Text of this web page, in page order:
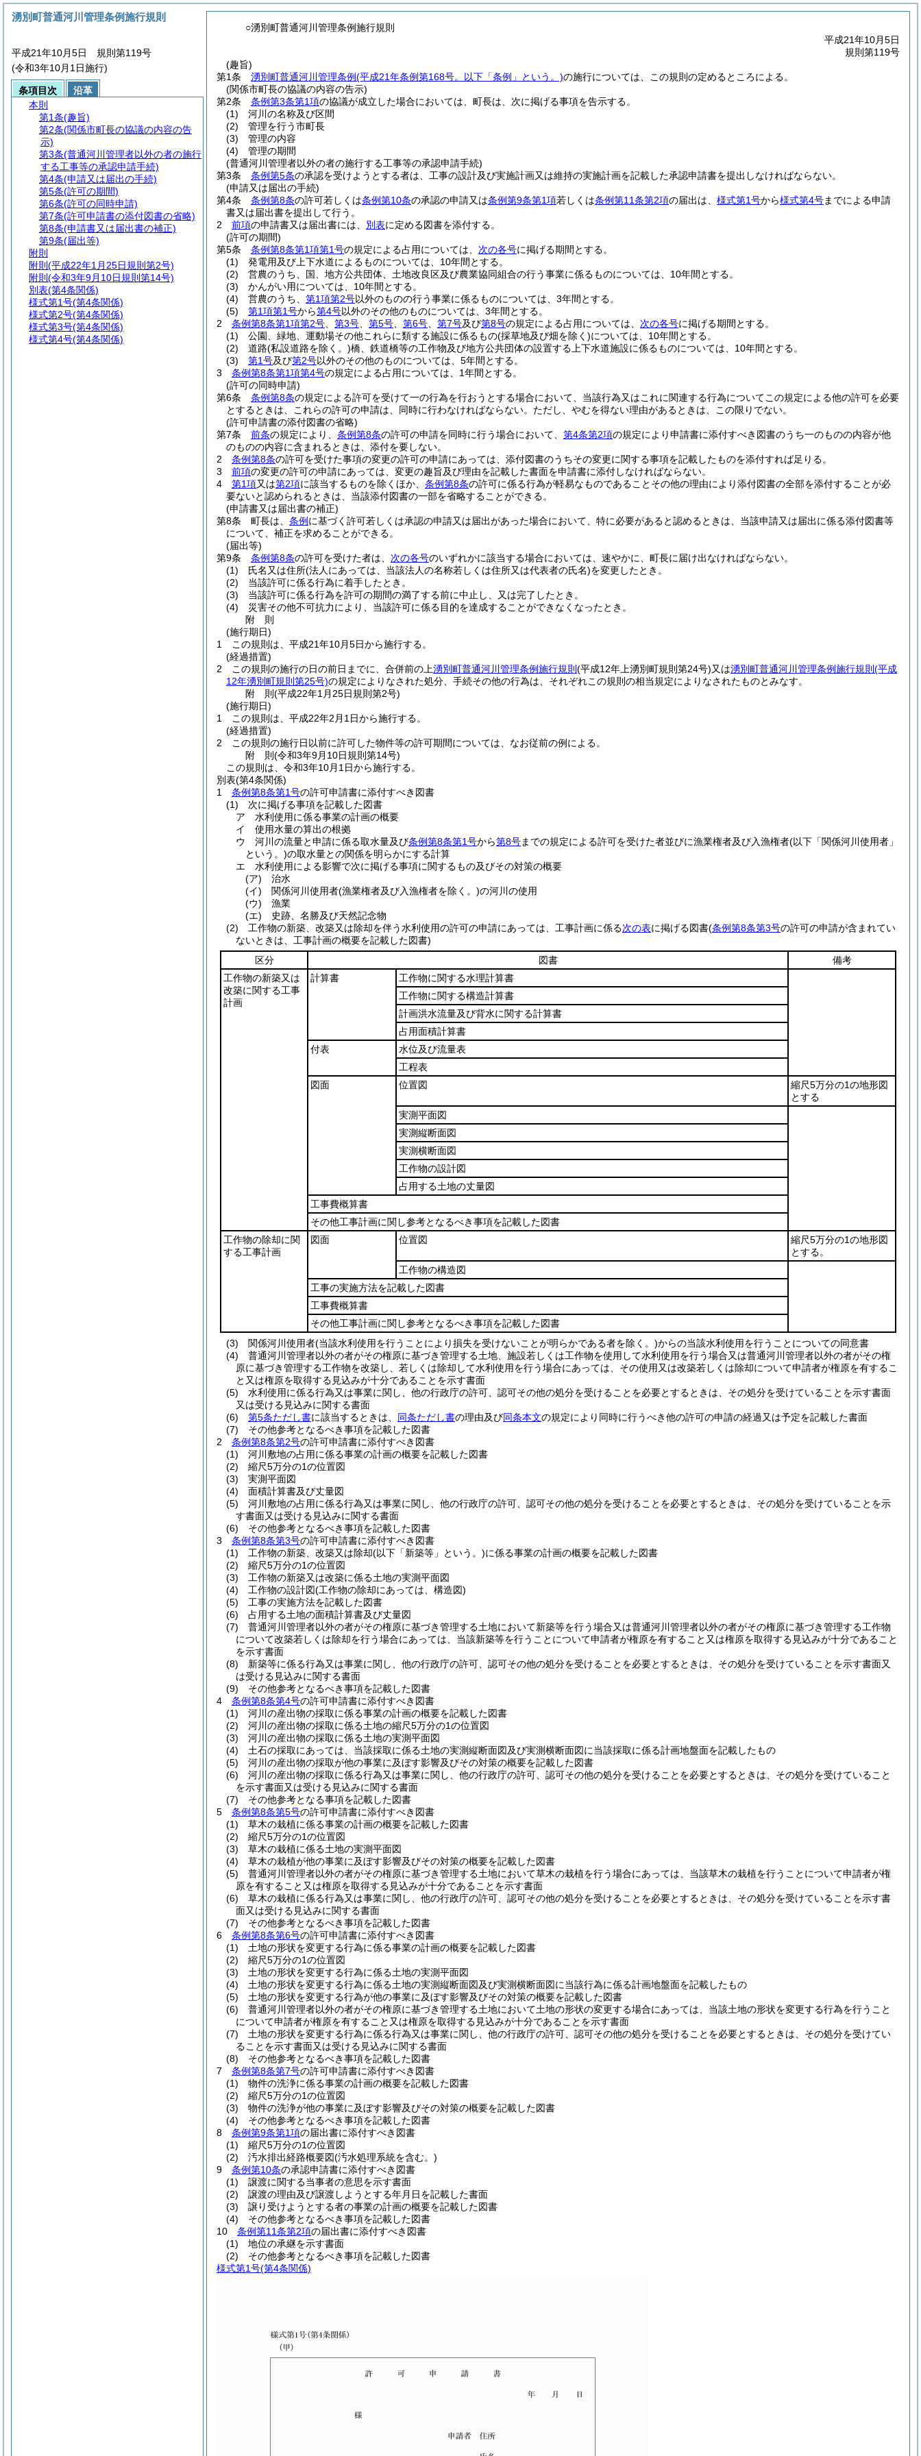
○湧別町普通河川管理条例施行規則
平成21年10月5日
規則第119号
(趣旨)
第1条
湧別町普通河川管理条例(平成21年条例第168号。以下「条例」という。)の施行については、この規則の定めるところによる。
(関係市町長の協議の内容の告示)
第2条
条例第3条第1項の協議が成立した場合においては、町長は、次に掲げる事項を告示する。
(1)
河川の名称及び区間
(2)
管理を行う市町長
(3)
管理の内容
(4)
管理の期間
(普通河川管理者以外の者の施行する工事等の承認申請手続)
第3条
条例第5条の承認を受けようとする者は、工事の設計及び実施計画又は維持の実施計画を記載した承認申請書を提出しなければならない。
(申請又は届出の手続)
第4条
条例第8条の許可若しくは条例第10条の承認の申請又は条例第9条第1項若しくは条例第11条第2項の届出は、 様式第1号から様式第4号までによる申請
書又は届出書を提出して行う。
2
前項の申請書又は届出書には、 別表に定める図書を添付する。
(許可の期間)
第5条
条例第8条第1項第1号の規定による占用については、 次の各号に掲げる期間とする。
(1)
発電用及び上下水道によるものについては、10年間とする。
(2)
営農のうち、国、地方公共団体、土地改良区及び農業協同組合の行う事業に係るものについては、10年間とする。
(3)
かんがい用については、10年間とする。
(4)
営農のうち、 第1項第2号以外のものの行う事業に係るものについては、3年間とする。
(5)
第1項第1号から第4号以外のその他のものについては、3年間とする。
2
条例第8条第1項第2号 第3号 第5号 第6号 第7号及び第8号の規定による占用については、 次の各号に掲げる期間とする。
(1)
公園、緑地、運動場その他これらに類する施設に係るもの(採草地及び畑を除く)については、10年間とする。
(2)
道路(私設道路を除く。)橋、鉄道橋等の工作物及び地方公共団体の設置する上下水道施設に係るものについては、10年間とする。
(3)
第1号及び第2号以外のその他のものについては、5年間とする。
3
条例第8条第1項第4号の規定による占用については、1年間とする。
(許可の同時申請)
第6条
条例第8条の規定による許可を受けて一の行為を行おうとする場合において、当該行為又はこれに関連する行為についてこの規定による他の許可を必要
とするときは、これらの許可の申請は、同時に行わなければならない。 ただし、やむを得ない理由があるときは、この限りでない。
(許可申請書の添付図書の省略)
第7条
前条の規定により、 条例第8条の許可の申請を同時に行う場合において、 第4条第2項の規定により申請書に添付すべき図書のうち一のものの内容が他
のものの内容に含まれるときは、添付を要しない。
2
条例第8条の許可を受けた事項の変更の許可の申請にあっては、添付図書のうちその変更に関する事項を記載したものを添付すれば足りる。
3
前項の変更の許可の申請にあっては、変更の趣旨及び理由を記載した書面を申請書に添付しなければならない。
4
第1項又は第2項に該当するものを除くほか、 条例第8条の許可に係る行為が軽易なものであることその他の理由により添付図書の全部を添付することが必
要ないと認められるときは、当該添付図書の一部を省略することができる。
(申請書又は届出書の補正)
第8条
町長は、 条例 に基づく許可若しくは承認の申請又は届出があった場合において、特に必要があると認めるときは、当該申請又は届出に係る添付図書等
について、補正を求めることができる。
(届出等)
第9条
条例第8条の許可を受けた者は、 次の各号のいずれかに該当する場合においては、速やかに、町長に届け出なければならない。
(1)
氏名又は住所(法人にあっては、当該法人の名称若しくは住所又は代表者の氏名)を変更したとき。
(2)
当該許可に係る行為に着手したとき。
(3)
当該許可に係る行為を許可の期間の満了する前に中止し、又は完了したとき。
(4)
災害その他不可抗力により、当該許可に係る目的を達成することができなくなったとき。
附 則
(施行期日)
1
この規則は、平成21年10月5日から施行する。
(経過措置)
2
この規則の施行の日の前日までに、合併前の上湧別町普通河川管理条例施行規則 (平成12年上湧別町規則第24号)又は湧別町普通河川管理条例施行規則 (平成
12年湧別町規則第25号)の規定によりなされた処分、手続その他の行為は、それぞれこの規則の相当規定によりなされたものとみなす。
附 則(平成22年1月25日規則第2号)
(施行期日)
1
この規則は、平成22年2月1日から施行する。
(経過措置)
2
この規則の施行日以前に許可した物件等の許可期間については、なお従前の例による。
附 則(令和3年9月10日規則第14号)
この規則は、令和3年10月1日から施行する。
別表(第4条関係)
1 条例第8条第1号の許可申請書に添付すべき図書
(1) 次に掲げる事項を記載した図書
ア 水利使用に係る事業の計画の概要
イ 使用水量の算出の根拠
ウ 河川の流量と申請に係る取水量及び条例第8条第1号から第8号までの規定による許可を受けた者並びに漁業権者及び入漁権者(以下「関係河川使用者」
という。)の取水量との関係を明らかにする計算
エ 水利使用による影響で次に掲げる事項に関するもの及びその対策の概要
(ア) 治水
(イ) 関係河川使用者(漁業権者及び入漁権者を除く。)の河川の使用
(ウ) 漁業
(エ) 史跡、名勝及び天然記念物
(2) 工作物の新築、改築又は除却を伴う水利使用の許可の申請にあっては、工事計画に係る次の表に掲げる図書(条例第8条第3号の許可の申請が含まれてい
ないときは、工事計画の概要を記載した図書)
区分
図書
備考
工作物の新築又は
改築に関する工事
計画
計算書
工作物に関する水理計算書
工作物に関する構造計算書
計画洪水流量及び背水に関する計算書
占用面積計算書
付表
水位及び流量表
工程表
図面
位置図
縮尺5万分の1の地形図
とする
実測平面図
実測縦断面図
実測横断面図
工作物の設計図
占用する土地の丈量図
工事費概算書
その他工事計画に関し参考となるべき事項を記載した図書
工作物の除却に関
する工事計画
図面 位置図
縮尺5万分の1の地形図
とする。
工作物の構造図
工事の実施方法を記載した図書
工事費概算書
その他工事計画に関し参考となるべき事項を記載した図書
(3) 関係河川使用者(当該水利使用を行うことにより損失を受けないことが明らかである者を除く。)からの当該水利使用を行うことについての同意書
(4) 普通河川管理者以外の者がその権原に基づき管理する土地、施設若しくは工作物を使用して水利使用を行う場合又は普通河川管理者以外の者がその権
原に基づき管理する工作物を改築し、若しくは除却して水利使用を行う場合にあっては、その使用又は改築若しくは除却について申請者が権原を有するこ
と又は権原を取得する見込みが十分であることを示す書面
(5) 水利使用に係る行為又は事業に関し、他の行政庁の許可、認可その他の処分を受けることを必要とするときは、その処分を受けていることを示す書面
又は受ける見込みに関する書面
(6) 第5条ただし書に該当するときは、 同条ただし書の理由及び同条本文の規定により同時に行うべき他の許可の申請の経過又は予定を記載した書面
(7) その他参考となるべき事項を記載した図書
2 条例第8条第2号の許可申請書に添付すべき図書
(1) 河川敷地の占用に係る事業の計画の概要を記載した図書
(2) 縮尺5万分の1の位置図
(3) 実測平面図
(4) 面積計算書及び丈量図
(5) 河川敷地の占用に係る行為又は事業に関し、他の行政庁の許可、認可その他の処分を受けることを必要とするときは、その処分を受けていることを示
す書面又は受ける見込みに関する書面
(6) その他参考となるべき事項を記載した図書
3 条例第8条第3号の許可申請書に添付すべき図書
(1) 工作物の新築、改築又は除却(以下「新築等」という。)に係る事業の計画の概要を記載した図書
(2) 縮尺5万分の1の位置図
(3) 工作物の新築又は改築に係る土地の実測平面図
(4) 工作物の設計図(工作物の除却にあっては、構造図)
(5) 工事の実施方法を記載した図書
(6) 占用する土地の面積計算書及び丈量図
(7) 普通河川管理者以外の者がその権原に基づき管理する土地において新築等を行う場合又は普通河川管理者以外の者がその権原に基づき管理する工作物
について改築若しくは除却を行う場合にあっては、当該新築等を行うことについて申請者が権原を有すること又は権原を取得する見込みが十分であること
を示す書面
(8) 新築等に係る行為又は事業に関し、他の行政庁の許可、認可その他の処分を受けることを必要とするときは、その処分を受けていることを示す書面又
は受ける見込みに関する書面
(9) その他参考となるべき事項を記載した図書
4 条例第8条第4号の許可申請書に添付すべき図書
(1) 河川の産出物の採取に係る事業の計画の概要を記載した図書
(2) 河川の産出物の採取に係る土地の縮尺5万分の1の位置図
(3) 河川の産出物の採取に係る土地の実測平面図
(4) 土石の採取にあっては、当該採取に係る土地の実測縦断面図及び実測横断面図に当該採取に係る計画地盤面を記載したもの
(5) 河川の産出物の採取が他の事業に及ぼす影響及びその対策の概要を記載した図書
(6) 河川の産出物の採取に係る行為又は事業に関し、他の行政庁の許可、認可その他の処分を受けることを必要とするときは、その処分を受けていること
を示す書面又は受ける見込みに関する書面
(7) その他参考となる事項を記載した図書
5 条例第8条第5号の許可申請書に添付すべき図書
(1) 草木の栽植に係る事業の計画の概要を記載した図書
(2) 縮尺5万分の1の位置図
(3) 草木の栽植に係る土地の実測平面図
(4) 草木の栽植が他の事業に及ぼす影響及びその対策の概要を記載した図書
(5) 普通河川管理者以外の者がその権原に基づき管理する土地において草木の栽植を行う場合にあっては、当該草木の栽植を行うことについて申請者が権
原を有すること又は権原を取得する見込みが十分であることを示す書面
(6) 草木の栽植に係る行為又は事業に関し、他の行政庁の許可、認可その他の処分を受けることを必要とするときは、その処分を受けていることを示す書
面又は受ける見込みに関する書面
(7) その他参考となるべき事項を記載した図書
6 条例第8条第6号の許可申請書に添付すべき図書
(1) 土地の形状を変更する行為に係る事業の計画の概要を記載した図書
(2) 縮尺5万分の1の位置図
(3) 土地の形状を変更する行為に係る土地の実測平面図
(4) 土地の形状を変更する行為に係る土地の実測縦断面図及び実測横断面図に当該行為に係る計画地盤面を記載したもの
(5) 土地の形状を変更する行為が他の事業に及ぼす影響及びその対策の概要を記載した図書
(6) 普通河川管理者以外の者がその権原に基づき管理する土地において土地の形状の変更する場合にあっては、当該土地の形状を変更する行為を行うこと
について申請者が権原を有すること又は権原を取得する見込みが十分であることを示す書面
(7) 土地の形状を変更する行為に係る行為又は事業に関し、他の行政庁の許可、認可その他の処分を受けることを必要とするときは、その処分を受けてい
ることを示す書面又は受ける見込みに関する書面
(8) その他参考となるべき事項を記載した図書
7 条例第8条第7号の許可申請書に添付すべき図書
(1) 物件の洗浄に係る事業の計画の概要を記載した図書
(2) 縮尺5万分の1の位置図
(3) 物件の洗浄が他の事業に及ぼす影響及びその対策の概要を記載した図書
(4) その他参考となるべき事項を記載した図書
8 条例第9条第1項の届出書に添付すべき図書
(1) 縮尺5万分の1の位置図
(2) 汚水排出経路概要図(汚水処理系統を含む。)
9 条例第10条の承認申請書に添付すべき図書
(1) 譲渡に関する当事者の意思を示す書面
(2) 譲渡の理由及び譲渡しようとする年月日を記載した書面
(3) 譲り受けようとする者の事業の計画の概要を記載した図書
(4) その他参考となるべき事項を記載した図書
10 条例第11条第2項の届出書に添付すべき図書
(1) 地位の承継を示す書面
(2) その他参考となるべき事項を記載した図書
様式第1号(第4条関係)
湧別町普通河川管理条例施行規則
平成21年10月5日 規則第119号
(令和3年10月1日施行)
条項目次
沿革
本則
第1条(趣旨)
第2条(関係市町長の協議の内容の告
示)
第3条(普通河川管理者以外の者の施行
する工事等の承認申請手続)
第4条(申請又は届出の手続)
第5条(許可の期間)
第6条(許可の同時申請)
第7条(許可申請書の添付図書の省略)
第8条(申請書又は届出書の補正)
第9条(届出等)
附則
附則 (平成22年1月25日規則第2号)
附則 (令和3年9月10日規則第14号)
別表(第4条関係)
様式第1号(第4条関係)
様式第2号(第4条関係)
様式第3号(第4条関係)
様式第4号(第4条関係)